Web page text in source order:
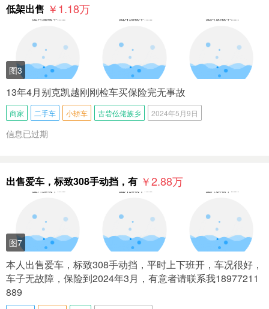
低架出售 ￥1.18万
图3
13年4月别克凯越刚刚检车买保险完无事故
商家 二手车 小轿车 古砦仫佬族乡 2024年5月9日
信息已过期
出售爱车，标致308手动挡，有 ￥2.88万
图7
本人出售爱车，标致308手动挡，平时上下班开，车况很好，
车子无故障，保险到2024年3月，有意者请联系我18977211
889